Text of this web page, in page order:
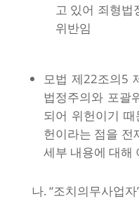
고 있어 죄형법
위반임
모법 제22조의5
법정주의와 포괄
되어 위헌이기
헌이라는 점을 전
세부 내용에 대해
나. “조치의무사업